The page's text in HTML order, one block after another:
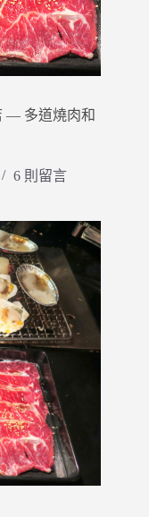
— 多道燒肉和
6 則留言